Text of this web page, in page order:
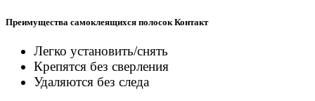
Преимущества самоклеящихся полосок Контакт
Легко установить/снять
Крепятся без сверления
Удаляются без следа